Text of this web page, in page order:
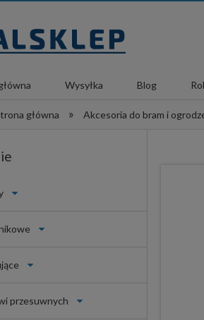
Wysyłka Blog
główna » Akcesoria do bram i
przesuwnych